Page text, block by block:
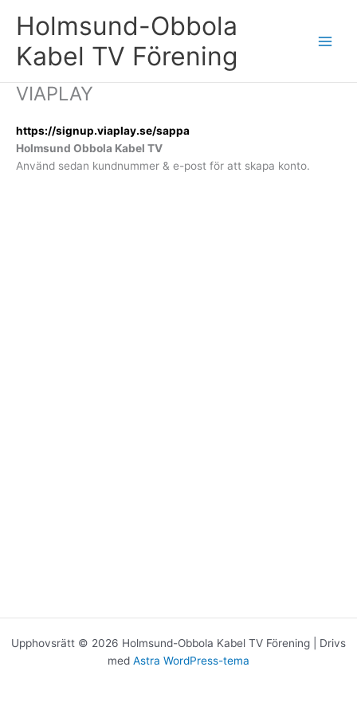
Holmsund-Obbola
Kabel TV Förening
VIAPLAY
https://signup.viaplay.se/sappa
Holmsund Obbola Kabel TV
Använd sedan kundnummer & e-post för att skapa konto.
Upphovsrätt © 2026 Holmsund-Obbola Kabel TV Förening | Drivs
med Astra WordPress-tema